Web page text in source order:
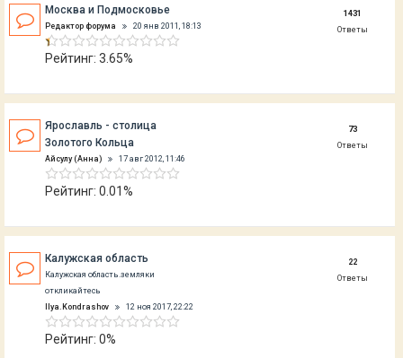
Москва и Подмосковье
Редактор форума 20 янв 2011, 18:13
Рейтинг: 3.65%
1431
Ответы
Ярославль - столица
Золотого Кольца
Айсулу (Анна) 17 авг 2012, 11:46
Рейтинг: 0.01%
73
Ответы
Калужская область
Калужская область.земляки
откликайтесь
Ilya.Kondrashov
12 ноя 2017, 22:22
Рейтинг: 0%
22
Ответы